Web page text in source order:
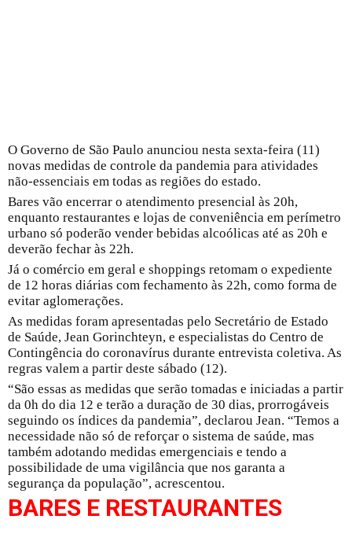
O Governo de São Paulo anunciou nesta sexta-feira (11)
novas medidas de controle da pandemia para atividades
não-essenciais em todas as regiões do estado.
Bares vão encerrar o atendimento presencial às 20h,
enquanto restaurantes e lojas de conveniência em perímetro
urbano só poderão vender bebidas alcoólicas até as 20h e
deverão fechar às 22h.
Já o comércio em geral e shoppings retomam o expediente
de 12 horas diárias com fechamento às 22h, como forma de
evitar aglomerações.
As medidas foram apresentadas pelo Secretário de Estado
de Saúde, Jean Gorinchteyn, e especialistas do Centro de
Contingência do coronavírus durante entrevista coletiva. As
regras valem a partir deste sábado (12).
“São essas as medidas que serão tomadas e iniciadas a partir
da 0h do dia 12 e terão a duração de 30 dias, prorrogáveis
seguindo os índices da pandemia”, declarou Jean. “Temos a
necessidade não só de reforçar o sistema de saúde, mas
também adotando medidas emergenciais e tendo a
possibilidade de uma vigilância que nos garanta a
segurança da população”, acrescentou.
BARES E RESTAURANTES